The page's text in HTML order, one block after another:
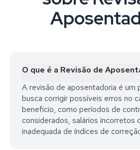
O que é a Revisão de
A revisão de aposentadoria é um
busca corrigir possíveis erros no
benefício, como períodos de
considerados, salários incorretos
inadequada de índices de